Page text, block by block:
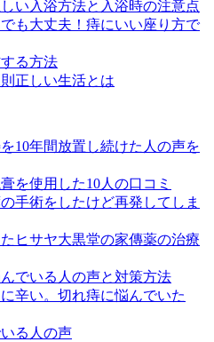
い入浴方法と入浴時の注意点
も大丈夫！痔にいい座り方で
る方法
正しい生活とは
10年間放置し続けた人の声を
を使用した10人の口コミ
手術をしたけど再発してしま
ヒサヤ大黒堂の家傳薬の治療
でいる人の声と対策方法
辛い。切れ痔に悩んでいた
る人の声